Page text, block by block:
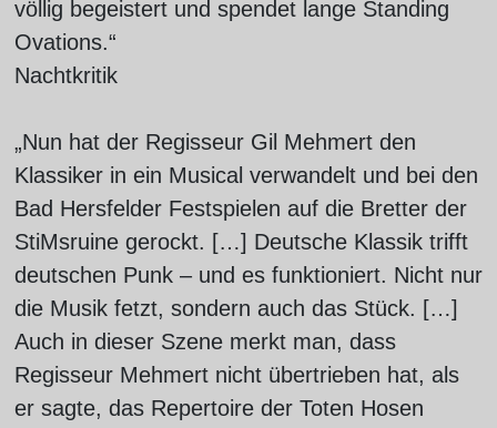
völlig begeistert und spendet lange Standing
Ovations.“
Nachtkritik
„Nun hat der Regisseur Gil Mehmert den
Klassiker in ein Musical verwandelt und bei den
Bad Hersfelder Festspielen auf die Bretter der
StiMsruine gerockt. […] Deutsche Klassik trifft
deutschen Punk – und es funktioniert. Nicht nur
die Musik fetzt, sondern auch das Stück. […]
Auch in dieser Szene merkt man, dass
Regisseur Mehmert nicht übertrieben hat, als
er sagte, das Repertoire der Toten Hosen